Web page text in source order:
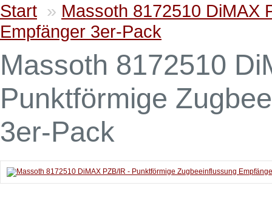
Start » Massoth 8172510 DiMAX
Empfänger 3er-Pack
Massoth 8172510
Punktförmige
3er-Pack